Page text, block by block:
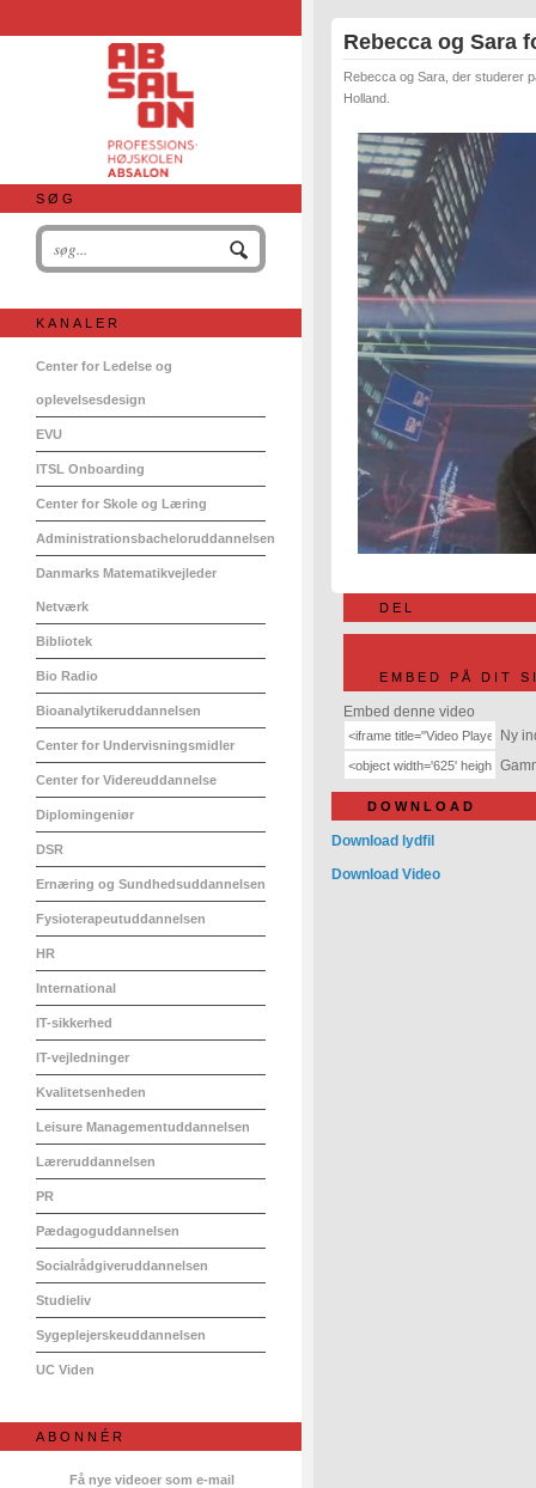
SØG
KANALER
Center for Ledelse og
oplevelsesdesign
EVU
ITSL Onboarding
Center for Skole og Læring
Administrationsbacheloruddannelsen
Danmarks Matematikvejleder
Netværk
Bibliotek
Bio Radio
Bioanalytikeruddannelsen
Center for Undervisningsmidler
Center for Videreuddannelse
Diplomingeniør
DSR
Ernæring og Sundhedsuddannelsen
Fysioterapeutuddannelsen
HR
International
IT-sikkerhed
IT-vejledninger
Kvalitetsenheden
Leisure Managementuddannelsen
Læreruddannelsen
PR
Pædagoguddannelsen
Socialrådgiveruddannelsen
Studieliv
Sygeplejerskeuddannelsen
UC Viden
ABONNÉR
Få nye videoer som e-mail
Rebecca og Sara
Rebecca og Sara, der studerer
Holland.
DEL
EMBED PÅ DIT
Embed denne video
Ny
DOWNLOAD
Download lydfil
Download Video